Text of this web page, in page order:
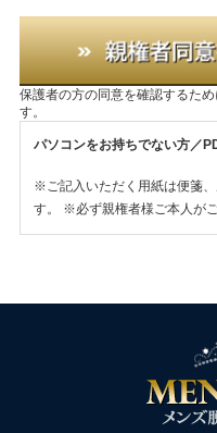
保護者の方の同意を確認するため
す。
パソコンをお持ちでない方／
※ご記入いただく用紙は便箋
す。
※必ず親権者様ご本人がご